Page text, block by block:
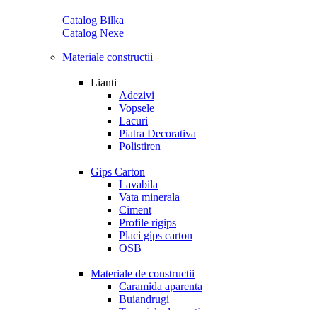
Catalog Bilka
Catalog Nexe
Materiale constructii
Lianti
Adezivi
Vopsele
Lacuri
Piatra Decorativa
Polistiren
Gips Carton
Lavabila
Vata minerala
Ciment
Profile rigips
Placi gips carton
OSB
Materiale de constructii
Caramida aparenta
Buiandrugi